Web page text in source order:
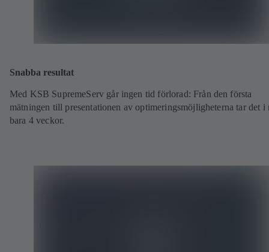
Snabba resultat
Med KSB SupremeServ går ingen tid förlorad: Från den första
mätningen till presentationen av optimeringsmöjligheterna tar det i
bara 4 veckor.